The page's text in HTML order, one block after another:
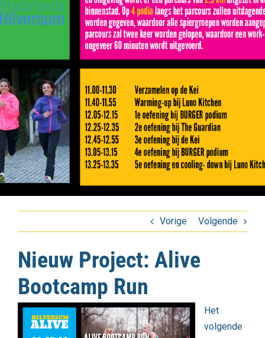
Vorige Volgende
Nieuw Project: Alive
Bootcamp Run
Het
volgende